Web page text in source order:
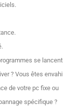
se lancent
? Vous êtes envahi
de votre pc fixe ou
spécifique ?